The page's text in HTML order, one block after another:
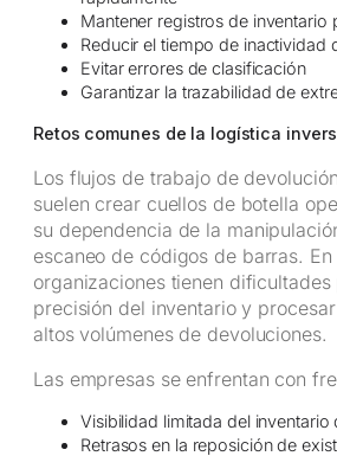
Mantener registros de inventario
Reducir el tiempo de inactividad
Evitar errores de clasificación
Garantizar la trazabilidad de
Retos comunes de la logística
Los flujos de trabajo de
suelen crear cuellos de botella
su dependencia de la
escaneo de códigos de barras.
organizaciones tienen dificultades
precisión del inventario y
altos volúmenes de devoluciones.
Las empresas se enfrentan con
Visibilidad limitada del inventario
Retrasos en la reposición de